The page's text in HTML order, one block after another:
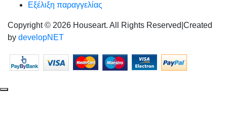
Εξέλιξη παραγγελίας
Copyright © 2026 Houseart. All Rights Reserved Created
by developNET